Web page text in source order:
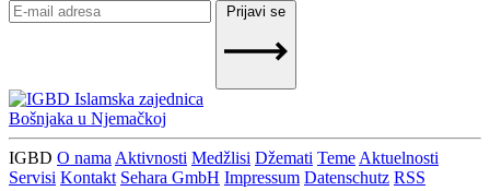
Prijavi se
Islamska zajednica
Bošnjaka u Njemačkoj
IGBD O nama Aktivnosti Medžlisi Džemati Teme Aktuelnosti
Servisi Kontakt Sehara GmbH Impressum Datenschutz RSS